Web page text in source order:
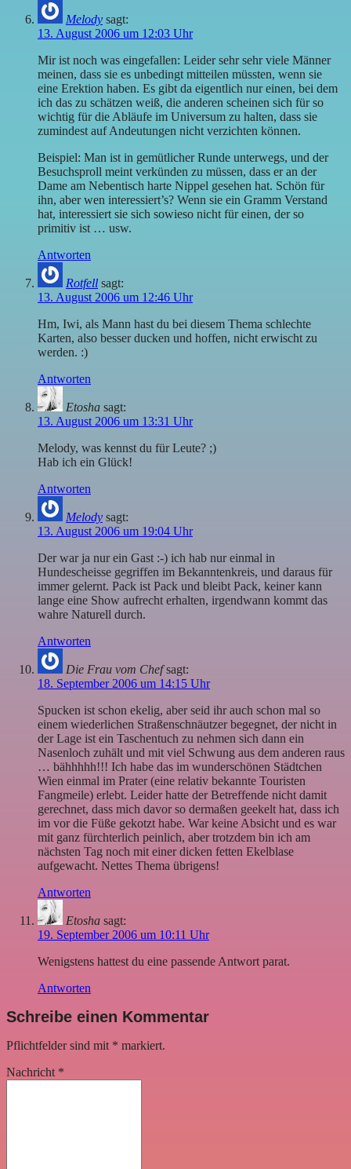
Melody sagt:
13. August 2006 um 12:03 Uhr
Mir ist noch was eingefallen: Leider sehr sehr viele Männer
meinen, dass sie es unbedingt mitteilen müssten, wenn sie
eine Erektion haben. Es gibt da eigentlich nur einen, bei dem
ich das zu schätzen weiß, die anderen scheinen sich für so
wichtig für die Abläufe im Universum zu halten, dass sie
zumindest auf Andeutungen nicht verzichten können.
Beispiel: Man ist in gemütlicher Runde unterwegs, und der
Besuchsproll meint verkünden zu müssen, dass er an der
Dame am Nebentisch harte Nippel gesehen hat. Schön für
ihn, aber wen interessiert’s? Wenn sie ein Gramm Verstand
hat, interessiert sie sich sowieso nicht für einen, der so
primitiv ist … usw.
Antworten
Rotfell sagt:
13. August 2006 um 12:46 Uhr
Hm, Iwi, als Mann hast du bei diesem Thema schlechte
Karten, also besser ducken und hoffen, nicht erwischt zu
werden. :)
Antworten
Etosha sagt:
13. August 2006 um 13:31 Uhr
Melody, was kennst du für Leute? ;)
Hab ich ein Glück!
Antworten
Melody sagt:
13. August 2006 um 19:04 Uhr
Der war ja nur ein Gast :-) ich hab nur einmal in
Hundescheisse gegriffen im Bekanntenkreis, und daraus für
immer gelernt. Pack ist Pack und bleibt Pack, keiner kann
lange eine Show aufrecht erhalten, irgendwann kommt das
wahre Naturell durch.
Antworten
Die Frau vom Chef sagt:
18. September 2006 um 14:15 Uhr
Spucken ist schon ekelig, aber seid ihr auch schon mal so
einem wiederlichen Straßenschnäutzer begegnet, der nicht in
der Lage ist ein Taschentuch zu nehmen sich dann ein
Nasenloch zuhält und mit viel Schwung aus dem anderen raus
… bähhhhh!!! Ich habe das im wunderschönen Städtchen
Wien einmal im Prater (eine relativ bekannte Touristen
Fangmeile) erlebt. Leider hatte der Betreffende nicht damit
gerechnet, dass mich davor so dermaßen geekelt hat, dass ich
im vor die Füße gekotzt habe. War keine Absicht und es war
mit ganz fürchterlich peinlich, aber trotzdem bin ich am
nächsten Tag noch mit einer dicken fetten Ekelblase
aufgewacht. Nettes Thema übrigens!
Antworten
Etosha sagt:
19. September 2006 um 10:11 Uhr
Wenigstens hattest du eine passende Antwort parat.
Antworten
Schreibe einen Kommentar
Pflichtfelder sind mit * markiert.
Nachricht *